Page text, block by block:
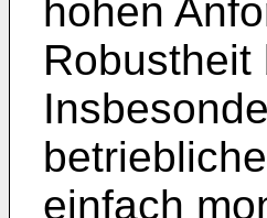
hohen
einfach